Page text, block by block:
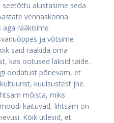
seetõttu alustasime seda
vennaskonna
aga rääkisime
ja võtsime
said rääkida oma
kas ootused läksid täide.
oodatust põnevam, et
kuulsustest jne.
mõista, miks
käituvad, lihtsam on
Kõik ütlesid, et